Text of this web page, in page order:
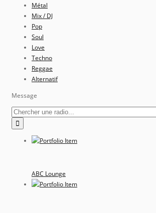
Métal
Mix / DJ
Pop
Soul
Love
Techno
Reggae
Alternatif
Message
ABC Lounge